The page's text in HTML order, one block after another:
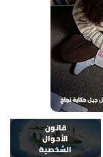
قانون
الأحوال
الشخصية